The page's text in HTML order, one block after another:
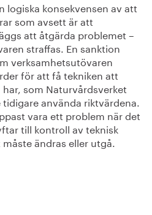
logiska konsekvensen av att
som avsett är att
att åtgärda problemet –
straffas. En sanktion
verksamhetsutövaren
för att få tekniken att
som Naturvårdsverket
använda riktvärdena.
vara ett problem när det
till kontroll av teknisk
ändras eller utgå.